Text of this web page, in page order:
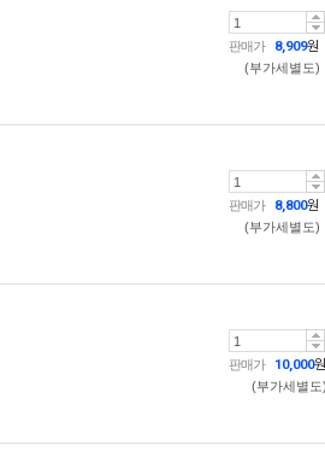
판매가 8,909원
(부가세별도)
판매가 8,800원
(부가세별도)
판매가 10,000원
(부가세별도)